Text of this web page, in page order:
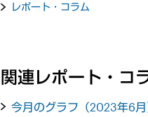
レポート・コラム
関連レポート・コ
今月のグラフ（2023年6